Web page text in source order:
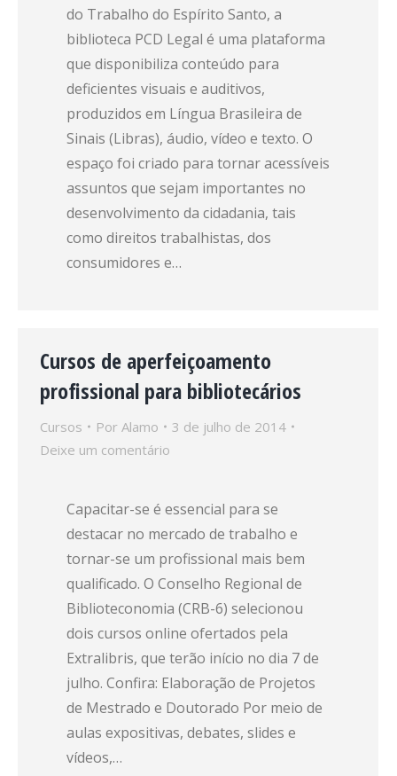
do Trabalho do Espírito Santo, a
biblioteca PCD Legal é uma plataforma
que disponibiliza conteúdo para
deficientes visuais e auditivos,
produzidos em Língua Brasileira de
Sinais (Libras), áudio, vídeo e texto. O
espaço foi criado para tornar acessíveis
assuntos que sejam importantes no
desenvolvimento da cidadania, tais
como direitos trabalhistas, dos
consumidores e…
Cursos de aperfeiçoamento
profissional para bibliotecários
Cursos Por Alamo
3 de julho de 2014
Deixe um comentário
Capacitar-se é essencial para se
destacar no mercado de trabalho e
tornar-se um profissional mais bem
qualificado. O Conselho Regional de
Biblioteconomia (CRB-6) selecionou
dois cursos online ofertados pela
Extralibris, que terão início no dia 7 de
julho. Confira: Elaboração de Projetos
de Mestrado e Doutorado Por meio de
aulas expositivas, debates, slides e
vídeos,…